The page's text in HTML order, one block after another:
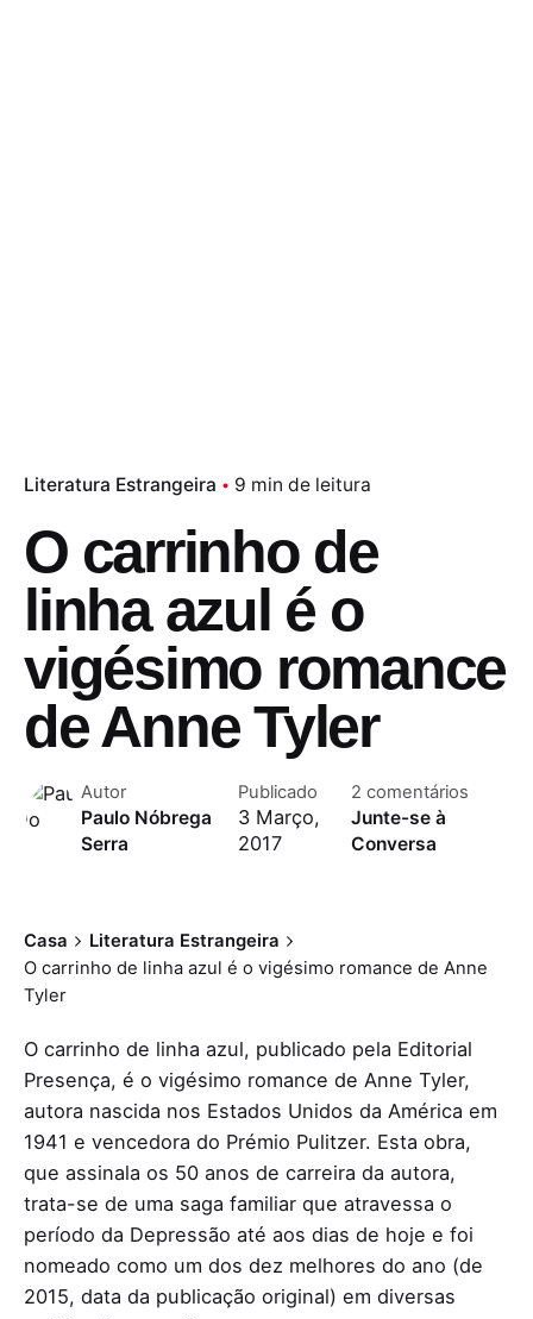
Literatura Estrangeira 9 min de leitura
O carrinho de
linha azul é o
vigésimo romance
de Anne Tyler
Autor
Paulo Nóbrega
Serra
Publicado
3 Março,
2017
2 comentários
Junte-se à
Conversa
Casa
Literatura Estrangeira
O carrinho de linha azul é o vigésimo romance de Anne
Tyler
O carrinho de linha azul, publicado pela Editorial
Presença, é o vigésimo romance de Anne Tyler,
autora nascida nos Estados Unidos da América em
1941 e vencedora do Prémio Pulitzer. Esta obra,
que assinala os 50 anos de carreira da autora,
trata-se de uma saga familiar que atravessa o
período da Depressão até aos dias de hoje e foi
nomeado como um dos dez melhores do ano (de
2015, data da publicação original) em diversas